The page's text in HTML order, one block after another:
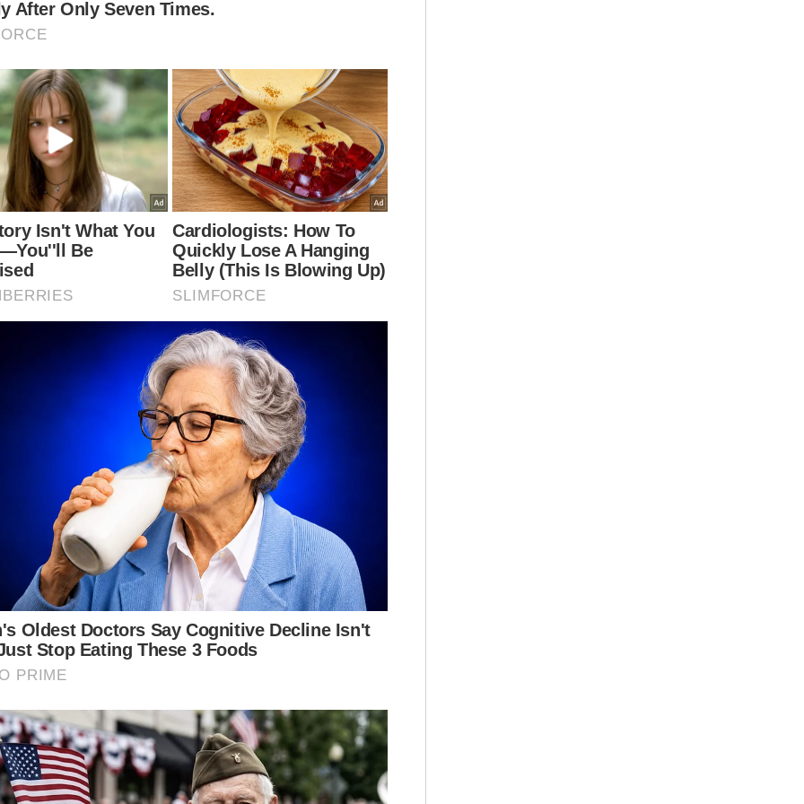
operasi judi dalam talian
Dua penuntut IPG lemas: Suasana pilu selubungi
Banjir landa Jakarta, beberapa wilayah di seluruh
Indonesia - BNPB
turun aplikasi Sinar Harian.Klik di sini!
Harap bantu kajian selidik kami dan
dapatkan baucar tunai.
×
Apakah bangsa anda?
Melayu
Cina
Etnik Sabah & Sarawak
VPoints:0
Indonesia
Artikel Disyorkan
dokumentari Melania ‘filem
nombor satu tahun ini’
MUHAMMAD SHAMSUL ABD
GHANI
08 Aug 2026 06:10pm